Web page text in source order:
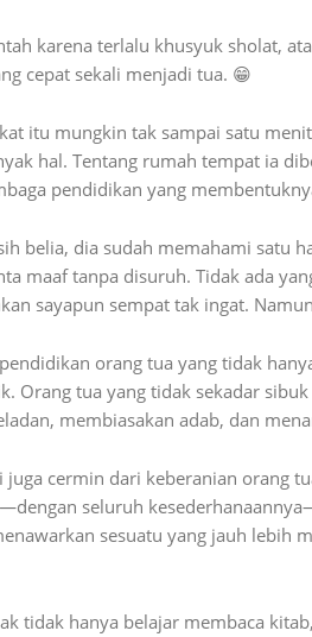
karena terlalu khusyuk sholat,
cepat sekali menjadi tua. 😁
itu mungkin tak sampai satu
hal. Tentang rumah tempat ia
pendidikan yang
belia, dia sudah memahami satu
maaf tanpa disuruh. Tidak ada
sayapun sempat tak ingat.
orang tua yang tidak
Orang tua yang tidak sekadar
membiasakan adab, dan
juga cermin dari keberanian orang
seluruh
sesuatu yang jauh lebih
tidak hanya belajar membaca